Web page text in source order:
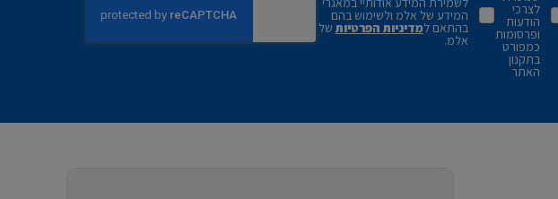
לצרכי
הודעות
ופרסומות
כמפורט
בתקנון
האתר
המידע של אלמ ולשימוש בהם
בהתאם למדיניות הפרטיות של
אלמ.